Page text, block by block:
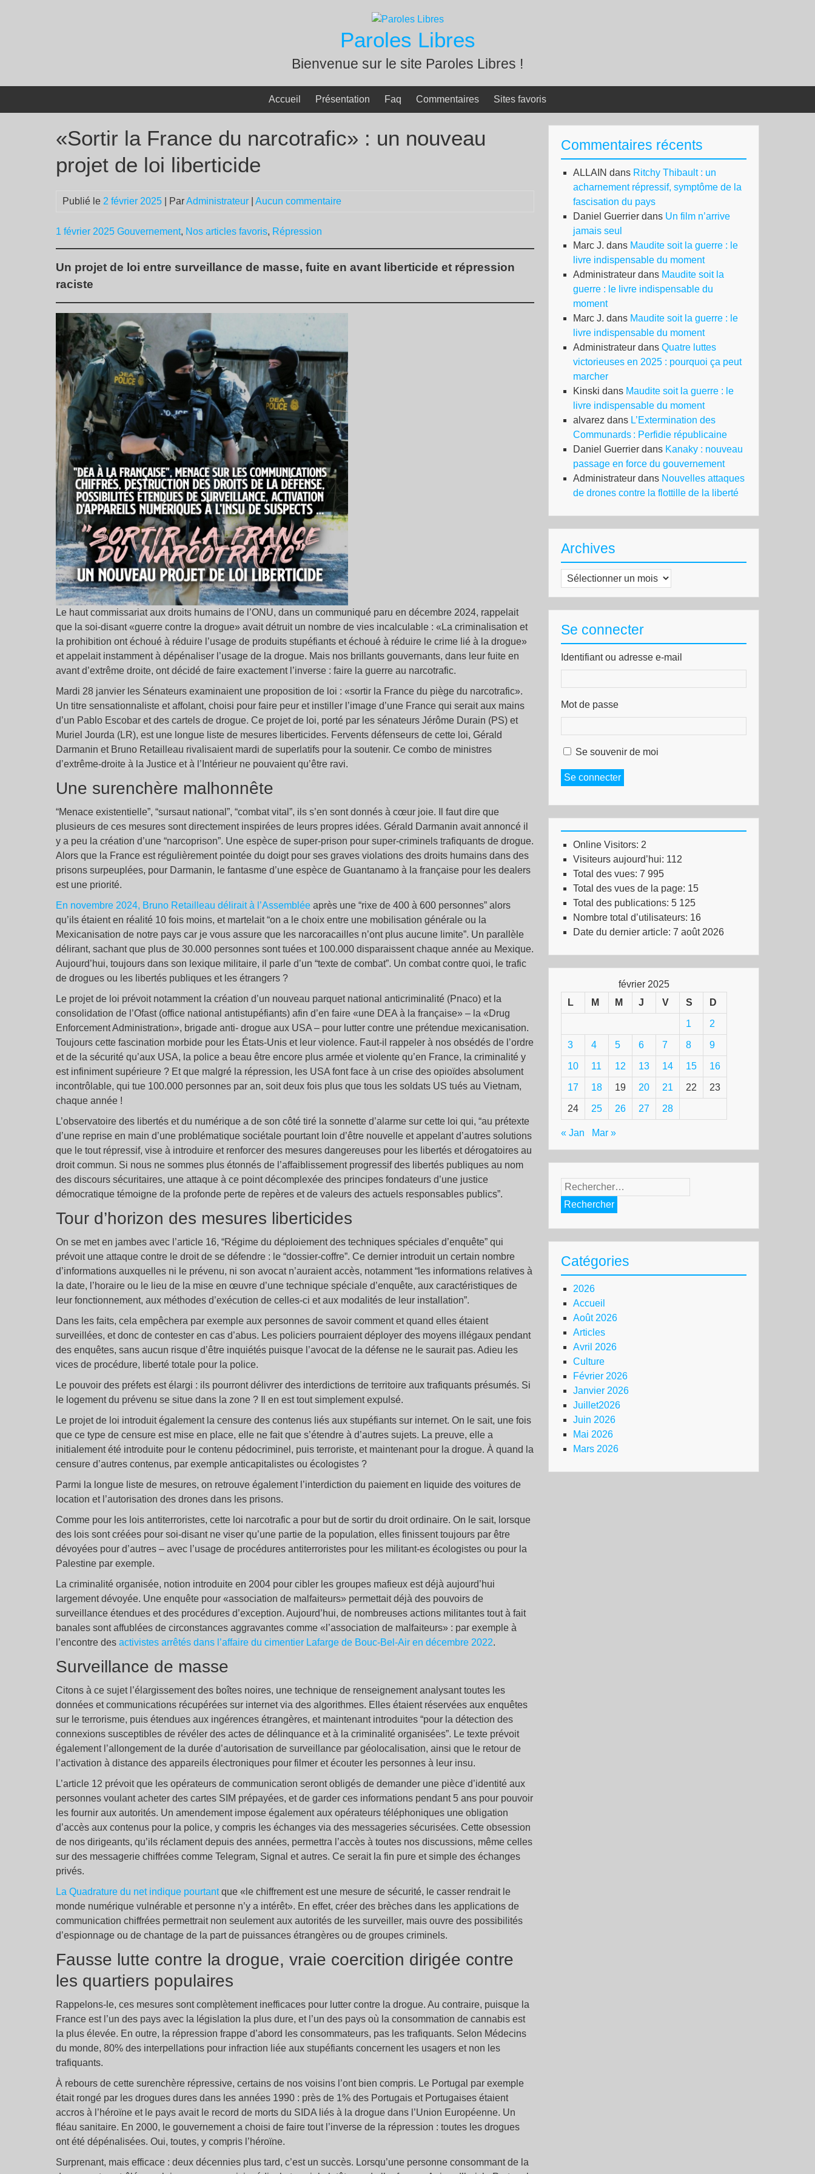
Paroles Libres
Bienvenue sur le site Paroles Libres !
Accueil Présentation Faq Commentaires Sites favoris
«Sortir la France du narcotrafic» : un nouveau
projet de loi liberticide
Publié le 2 février 2025 | ParAdministrateur Aucun commentaire
1 février 2025 Gouvernement, Nos articles favoris, Répression
Un projet de loi entre surveillance de masse, fuite en avant liberticide et répression
raciste
Le haut commissariat aux droits humains de l’ONU, dans un communiqué paru en décembre 2024, rappelait
que la soi-disant «guerre contre la drogue» avait détruit un nombre de vies incalculable : «La criminalisation et
la prohibition ont échoué à réduire l’usage de produits stupéfiants et échoué à réduire le crime lié à la drogue»
et appelait instamment à dépénaliser l’usage de la drogue. Mais nos brillants gouvernants, dans leur fuite en
avant d’extrême droite, ont décidé de faire exactement l’inverse : faire la guerre au narcotrafic.
Mardi 28 janvier les Sénateurs examinaient une proposition de loi : «sortir la France du piège du narcotrafic».
Un titre sensationnaliste et affolant, choisi pour faire peur et instiller l’image d’une France qui serait aux mains
d’un Pablo Escobar et des cartels de drogue. Ce projet de loi, porté par les sénateurs Jérôme Durain (PS) et
Muriel Jourda (LR), est une longue liste de mesures liberticides. Fervents défenseurs de cette loi, Gérald
Darmanin et Bruno Retailleau rivalisaient mardi de superlatifs pour la soutenir. Ce combo de ministres
d’extrême-droite à la Justice et à l’Intérieur ne pouvaient qu’être ravi.
Une surenchère malhonnête
“Menace existentielle”, “sursaut national”, “combat vital”, ils s’en sont donnés à cœur joie. Il faut dire que
plusieurs de ces mesures sont directement inspirées de leurs propres idées. Gérald Darmanin avait annoncé il
y a peu la création d’une “narcoprison”. Une espèce de super-prison pour super-criminels trafiquants de drogue.
Alors que la France est régulièrement pointée du doigt pour ses graves violations des droits humains dans des
prisons surpeuplées, pour Darmanin, le fantasme d’une espèce de Guantanamo à la française pour les dealers
est une priorité.
En novembre 2024, Bruno Retailleau délirait à l’Assemblée après une “rixe de 400 à 600 personnes” alors
qu’ils étaient en réalité 10 fois moins, et martelait “on a le choix entre une mobilisation générale ou la
Mexicanisation de notre pays car je vous assure que les narcoracailles n’ont plus aucune limite”. Un parallèle
délirant, sachant que plus de 30.000 personnes sont tuées et 100.000 disparaissent chaque année au Mexique.
Aujourd’hui, toujours dans son lexique militaire, il parle d’un “texte de combat”. Un combat contre quoi, le trafic
de drogues ou les libertés publiques et les étrangers ?
Le projet de loi prévoit notamment la création d’un nouveau parquet national anticriminalité (Pnaco) et la
consolidation de l’Ofast (office national antistupéfiants) afin d’en faire «une DEA à la française» – la «Drug
Enforcement Administration», brigade anti- drogue aux USA – pour lutter contre une prétendue mexicanisation.
Toujours cette fascination morbide pour les États-Unis et leur violence. Faut-il rappeler à nos obsédés de l’ordre
et de la sécurité qu’aux USA, la police a beau être encore plus armée et violente qu’en France, la criminalité y
est infiniment supérieure ? Et que malgré la répression, les USA font face à un crise des opioïdes absolument
incontrôlable, qui tue 100.000 personnes par an, soit deux fois plus que tous les soldats US tués au Vietnam,
chaque année !
L’observatoire des libertés et du numérique a de son côté tiré la sonnette d’alarme sur cette loi qui, “au prétexte
d’une reprise en main d’une problématique sociétale pourtant loin d’être nouvelle et appelant d’autres solutions
que le tout répressif, vise à introduire et renforcer des mesures dangereuses pour les libertés et dérogatoires au
droit commun. Si nous ne sommes plus étonnés de l’affaiblissement progressif des libertés publiques au nom
des discours sécuritaires, une attaque à ce point décomplexée des principes fondateurs d’une justice
démocratique témoigne de la profonde perte de repères et de valeurs des actuels responsables publics”.
Tour d’horizon des mesures liberticides
On se met en jambes avec l’article 16, “Régime du déploiement des techniques spéciales d’enquête” qui
prévoit une attaque contre le droit de se défendre : le “dossier-coffre”. Ce dernier introduit un certain nombre
d’informations auxquelles ni le prévenu, ni son avocat n’auraient accès, notamment “les informations relatives à
la date, l’horaire ou le lieu de la mise en œuvre d’une technique spéciale d’enquête, aux caractéristiques de
leur fonctionnement, aux méthodes d’exécution de celles-ci et aux modalités de leur installation”.
Dans les faits, cela empêchera par exemple aux personnes de savoir comment et quand elles étaient
surveillées, et donc de contester en cas d’abus. Les policiers pourraient déployer des moyens illégaux pendant
des enquêtes, sans aucun risque d’être inquiétés puisque l’avocat de la défense ne le saurait pas. Adieu les
vices de procédure, liberté totale pour la police.
Le pouvoir des préfets est élargi : ils pourront délivrer des interdictions de territoire aux trafiquants présumés. Si
le logement du prévenu se situe dans la zone ? Il en est tout simplement expulsé.
Le projet de loi introduit également la censure des contenus liés aux stupéfiants sur internet. On le sait, une fois
que ce type de censure est mise en place, elle ne fait que s’étendre à d’autres sujets. La preuve, elle a
initialement été introduite pour le contenu pédocriminel, puis terroriste, et maintenant pour la drogue. À quand la
censure d’autres contenus, par exemple anticapitalistes ou écologistes ?
Parmi la longue liste de mesures, on retrouve également l’interdiction du paiement en liquide des voitures de
location et l’autorisation des drones dans les prisons.
Comme pour les lois antiterroristes, cette loi narcotrafic a pour but de sortir du droit ordinaire. On le sait, lorsque
des lois sont créées pour soi-disant ne viser qu’une partie de la population, elles finissent toujours par être
dévoyées pour d’autres – avec l’usage de procédures antiterroristes pour les militant-es écologistes ou pour la
Palestine par exemple.
La criminalité organisée, notion introduite en 2004 pour cibler les groupes mafieux est déjà aujourd’hui
largement dévoyée. Une enquête pour «association de malfaiteurs» permettait déjà des pouvoirs de
surveillance étendues et des procédures d’exception. Aujourd’hui, de nombreuses actions militantes tout à fait
banales sont affublées de circonstances aggravantes comme «l’association de malfaiteurs» : par exemple à
l’encontre des activistes arrêtés dans l’affaire du cimentier Lafarge de Bouc-Bel-Air en décembre 2022.
Surveillance de masse
Citons à ce sujet l’élargissement des boîtes noires, une technique de renseignement analysant toutes les
données et communications récupérées sur internet via des algorithmes. Elles étaient réservées aux enquêtes
sur le terrorisme, puis étendues aux ingérences étrangères, et maintenant introduites “pour la détection des
connexions susceptibles de révéler des actes de délinquance et à la criminalité organisées”. Le texte prévoit
également l’allongement de la durée d’autorisation de surveillance par géolocalisation, ainsi que le retour de
l’activation à distance des appareils électroniques pour filmer et écouter les personnes à leur insu.
L’article 12 prévoit que les opérateurs de communication seront obligés de demander une pièce d’identité aux
personnes voulant acheter des cartes SIM prépayées, et de garder ces informations pendant 5 ans pour pouvoir
les fournir aux autorités. Un amendement impose également aux opérateurs téléphoniques une obligation
d’accès aux contenus pour la police, y compris les échanges via des messageries sécurisées. Cette obsession
de nos dirigeants, qu’ils réclament depuis des années, permettra l’accès à toutes nos discussions, même celles
sur des messagerie chiffrées comme Telegram, Signal et autres. Ce serait la fin pure et simple des échanges
privés.
La Quadrature du net indique pourtantque «le chiffrement est une mesure de sécurité, le casser rendrait le
monde numérique vulnérable et personne n’y a intérêt». En effet, créer des brèches dans les applications de
communication chiffrées permettrait non seulement aux autorités de les surveiller, mais ouvre des possibilités
d’espionnage ou de chantage de la part de puissances étrangères ou de groupes criminels.
Fausse lutte contre la drogue, vraie coercition dirigée contre
les quartiers populaires
Rappelons-le, ces mesures sont complètement inefficaces pour lutter contre la drogue. Au contraire, puisque la
France est l’un des pays avec la législation la plus dure, et l’un des pays où la consommation de cannabis est
la plus élevée. En outre, la répression frappe d’abord les consommateurs, pas les trafiquants. Selon Médecins
du monde, 80% des interpellations pour infraction liée aux stupéfiants concernent les usagers et non les
trafiquants.
À rebours de cette surenchère répressive, certains de nos voisins l’ont bien compris. Le Portugal par exemple
était rongé par les drogues dures dans les années 1990 : près de 1% des Portugais et Portugaises étaient
accros à l’héroïne et le pays avait le record de morts du SIDA liés à la drogue dans l’Union Européenne. Un
fléau sanitaire. En 2000, le gouvernement a choisi de faire tout l’inverse de la répression : toutes les drogues
ont été dépénalisées. Oui, toutes, y compris l’héroïne.
Surprenant, mais efficace : deux décennies plus tard, c’est un succès. Lorsqu’une personne consommant de la
Commentaires récents
ALLAIN dans Ritchy Thibault : un
acharnement répressif, symptôme de la
fascisation du pays
Daniel Guerrier dans Un film n’arrive
jamais seul
Marc J. dans Maudite soit la guerre : le
livre indispensable du moment
Administrateur dans Maudite soit la
guerre : le livre indispensable du
moment
Marc J. dans Maudite soit la guerre : le
livre indispensable du moment
Administrateur dans Quatre luttes
victorieuses en 2025 : pourquoi ça peut
marcher
Kinski dans Maudite soit la guerre : le
livre indispensable du moment
alvarez dans L’Extermination des
Communards : Perfidie républicaine
Daniel Guerrier dans Kanaky : nouveau
passage en force du gouvernement
Administrateur dans Nouvelles attaques
de drones contre la flottille de la liberté
Archives
Archives
Se connecter
Identifiant ou adresse e-mail
Mot de passe
Se souvenir de moi
Se connecter
Online Visitors: 2
Visiteurs aujourd’hui: 112
Total des vues: 7 995
Total des vues de la page: 15
Total des publications: 5 125
Nombre total d’utilisateurs: 16
Date du dernier article: 7 août 2026
février 2025
L
M M J V S D
1 2
3 4 5 6 7 8 9
10 11 12 13 14 15 16
17 18 19 20 21 22 23
24 25 26 27 28
« Jan Mar »
Rechercher :
Catégories
2026
Accueil
Août 2026
Articles
Avril 2026
Culture
Février 2026
Janvier 2026
Juillet2026
Juin 2026
Mai 2026
Mars 2026